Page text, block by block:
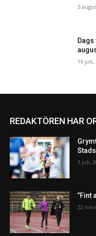
5
16 juli,
REDAKTÖREN HAR
3 juli,
”Fint
22